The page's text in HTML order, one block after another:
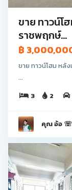
ขาย ทาวน์โ
ราชพฤกษ์...
฿
ขาย ทาวน์โฮม หลั
...
3
2
คุณ อ้อ ☏